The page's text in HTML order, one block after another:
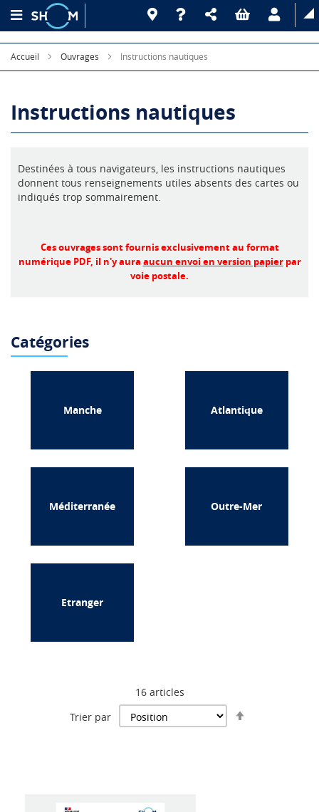
Accueil Ouvrages Instructions nautiques
Instructions nautiques
Destinées à tous navigateurs, les instructions nautiques
donnent tous renseignements utiles absents des cartes ou
indiqués trop sommairement.
Ces ouvrages sont fournis exclusivement au format
numérique PDF, il n'y aura aucun envoi en version papierpar
voie postale.
Catégories
Manche Atlantique
Méditerranée Outre-Mer
Etranger
16articles
Trier par